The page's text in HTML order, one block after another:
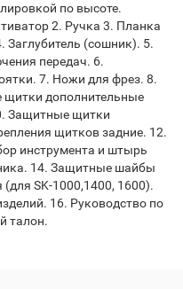
по высоте.
2. Ручка 3. Планка
Заглубитель (сошник). 5.
передач. 6.
7. Ножи для фрез. 8.
дополнительные
Защитные щитки
щитков задние. 12.
инструмента и штырь
14. Защитные шайбы
SK-1000,1400, 1600).
16. Руководство по
талон.